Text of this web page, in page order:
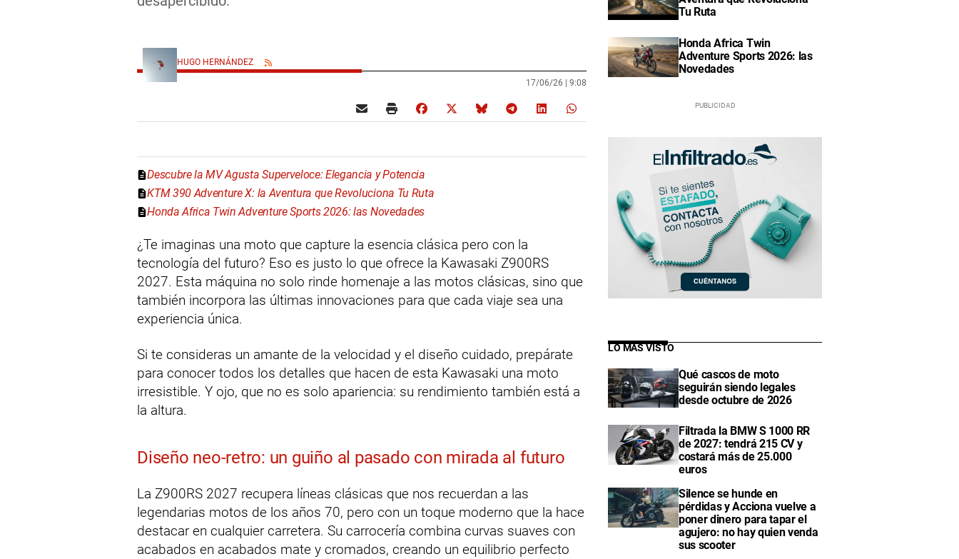
HUGO HERNÁNDEZ
17/06/26 | 9:08
Descubre la MV Agusta Superveloce: Elegancia y Potencia
KTM 390 Adventure X: la Aventura que Revoluciona Tu Ruta
Honda Africa Twin Adventure Sports 2026: las Novedades
¿Te imaginas una moto que capture la esencia clásica pero con la
tecnología del futuro? Eso es justo lo que ofrece la Kawasaki Z900RS
2027. Esta máquina no solo rinde homenaje a las motos clásicas, sino que
también incorpora las últimas innovaciones para que cada viaje sea una
experiencia única.
Si te consideras un amante de la velocidad y el diseño cuidado, prepárate
para conocer todos los detalles que hacen de esta Kawasaki una moto
irresistible. Y ojo, que no es solo apariencia: su rendimiento también está a
la altura.
Diseño neo-retro: un guiño al pasado con mirada al futuro
La Z900RS 2027 recupera líneas clásicas que nos recuerdan a las
legendarias motos de los años 70, pero con un toque moderno que la hace
destacar en cualquier carretera. Su carrocería combina curvas suaves con
acabados en acabados mate y cromados, creando un equilibrio perfecto
Tu Ruta
Honda Africa Twin
Adventure Sports 2026: las
Novedades
LO MÁS VISTO
Qué cascos de moto
seguirán siendo legales
desde octubre de 2026
Filtrada la BMW S 1000 RR
de 2027: tendrá 215 CV y
costará más de 25.000
euros
Silence se hunde en
pérdidas y Acciona vuelve a
poner dinero para tapar el
agujero: no hay quien venda
sus scooter